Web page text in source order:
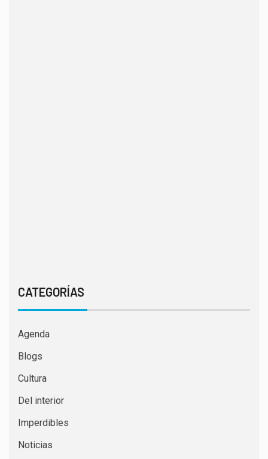
CATEGORÍAS
Agenda
Blogs
Cultura
Del interior
Imperdibles
Noticias